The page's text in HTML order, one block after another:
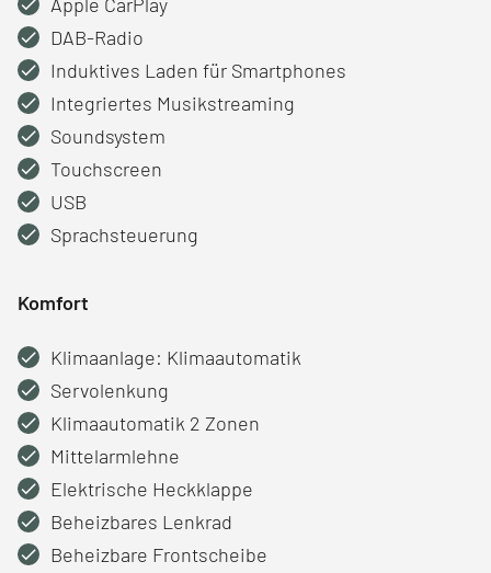
DAB-Radio
Induktives Laden für Smartphones
Integriertes Musikstreaming
Soundsystem
Touchscreen
USB
Sprachsteuerung
Komfort
Klimaanlage: Klimaautomatik
Servolenkung
Klimaautomatik 2 Zonen
Mittelarmlehne
Elektrische Heckklappe
Beheizbares Lenkrad
Beheizbare Frontscheibe